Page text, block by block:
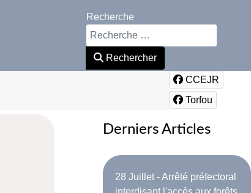
Recherche
Rechercher
CCEJR
Torfou
Derniers Articles
28 Juillet - Arrêté préfectoral